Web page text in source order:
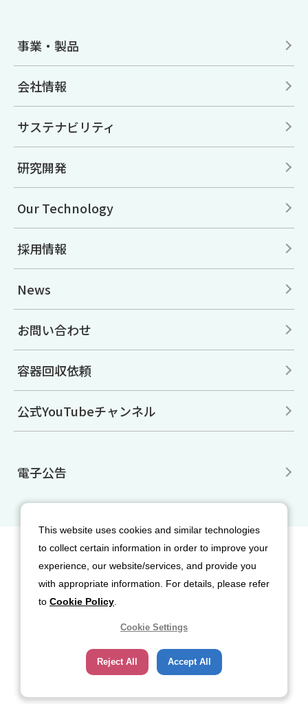
事業・製品
会社情報
サステナビリティ
研究開発
Our Technology
採用情報
News
お問い合わせ
容器回収依頼
公式YouTubeチャンネル
電子公告
利用規約
個人情報保護方針
クッキー（Cookie）ポリシー
ソーシャルメディア利用規約
Copyright© 2026 Nippon Sanso Corporation. All rights reserved.
This website uses cookies and similar technologies
to collect certain information in order to improve your
experience, our website/services, and provide you
with appropriate information. For details, please refer
to Cookie Policy
Cookie Settings
Reject All Accept All